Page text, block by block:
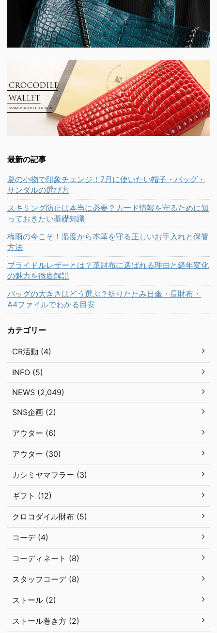
最新の記事
夏の小物で印象チェンジ！7月に使いたい帽子・バッグ・
サンダルの選び方
スキミング防止は本当に必要？カード情報を守るために知
っておきたい基礎知識
梅雨の今こそ！湿度から本革を守る正しいお手入れと保管
方法
ブライドルレザーとは？革財布に選ばれる理由と経年変化
の魅力を徹底解説
バッグの大きさはどう選ぶ？折りたたみ日傘・長財布・
A4ファイルでわかる目安
カテゴリー
CR活動 (4)
INFO (5)
NEWS (2,049)
SNS企画 (2)
アウター (6)
アウター (30)
カシミヤマフラー (3)
ギフト (12)
クロコダイル財布 (5)
コーデ (4)
コーディネート (8)
スタッフコーデ (8)
ストール (2)
ストール巻き方 (2)